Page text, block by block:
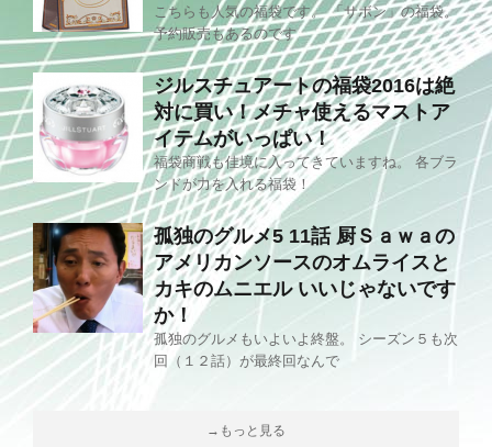
こちらも人気の福袋です。 「サボン」の福袋。
予約販売もあるのです
ジルスチュアートの福袋2016は絶
対に買い！メチャ使えるマストア
イテムがいっぱい！
福袋商戦も佳境に入ってきていますね。 各ブラ
ンドが力を入れる福袋！
孤独のグルメ5 11話 厨Ｓａｗａの
アメリカンソースのオムライスと
カキのムニエル いいじゃないです
か！
孤独のグルメもいよいよ終盤。 シーズン５も次
回（１２話）が最終回なんで
→もっと見る